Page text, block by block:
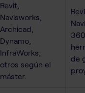
Revit,
Navisworks,
Archicad,
Dynamo,
InfraWorks,
otros según el
máster.
de